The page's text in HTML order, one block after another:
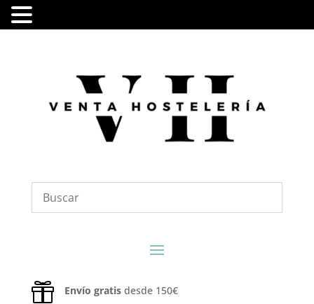
 Envío gratisdesde 150€